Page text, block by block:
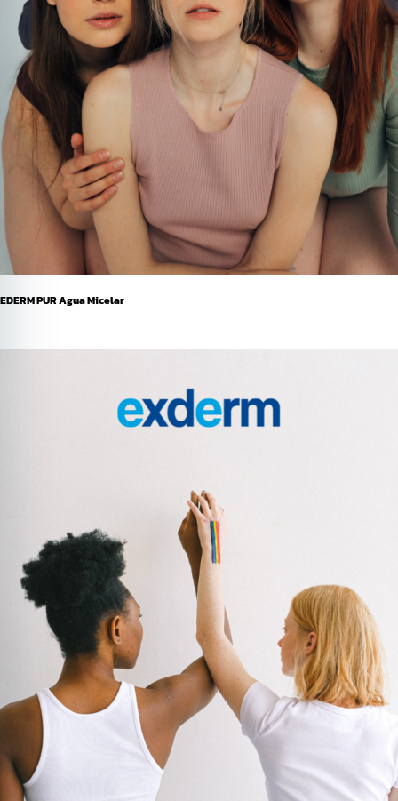
EDERM PUR Agua Micelar